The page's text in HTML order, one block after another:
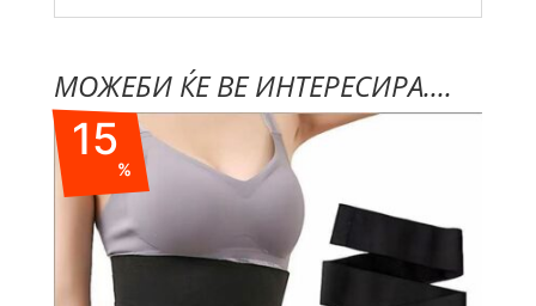
МОЖЕБИ ЌЕ ВЕ ИНТЕРЕСИРА....
15
%